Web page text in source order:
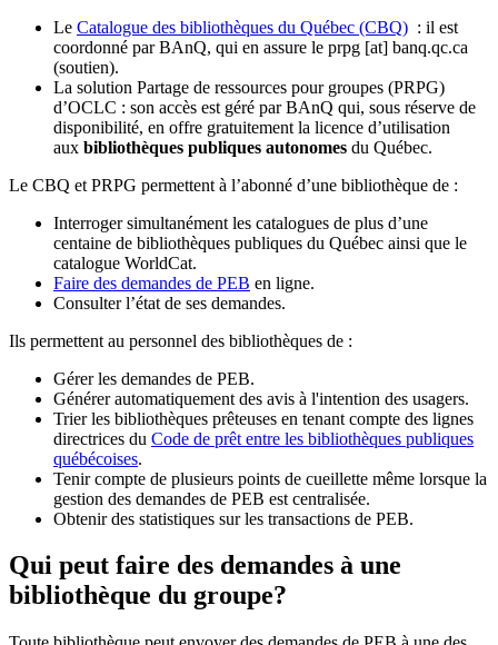
Le Catalogue des bibliothèques du Québec (CBQ) : il est
coordonné par BAnQ, qui en assure le prpg [at] banq.qc.ca
(soutien).
La solution Partage de ressources pour groupes (PRPG)
d’OCLC : son accès est géré par BAnQ qui, sous réserve de
disponibilité, en offre gratuitement la licence d’utilisation
aux bibliothèques publiques autonomes du Québec.
Le CBQ et PRPG permettent à l’abonné d’une bibliothèque de :
Interroger simultanément les catalogues de plus d’une
centaine de bibliothèques publiques du Québec ainsi que le
catalogue WorldCat.
Faire des demandes de PEB en ligne.
Consulter l’état de ses demandes.
Ils permettent au personnel des bibliothèques de :
Gérer les demandes de PEB.
Générer automatiquement des avis à l'intention des usagers.
Trier les bibliothèques prêteuses en tenant compte des lignes
directrices du Code de prêt entre les bibliothèques publiques
québécoises.
Tenir compte de plusieurs points de cueillette même lorsque la
gestion des demandes de PEB est centralisée.
Obtenir des statistiques sur les transactions de PEB.
Qui peut faire des demandes à une
bibliothèque du groupe?